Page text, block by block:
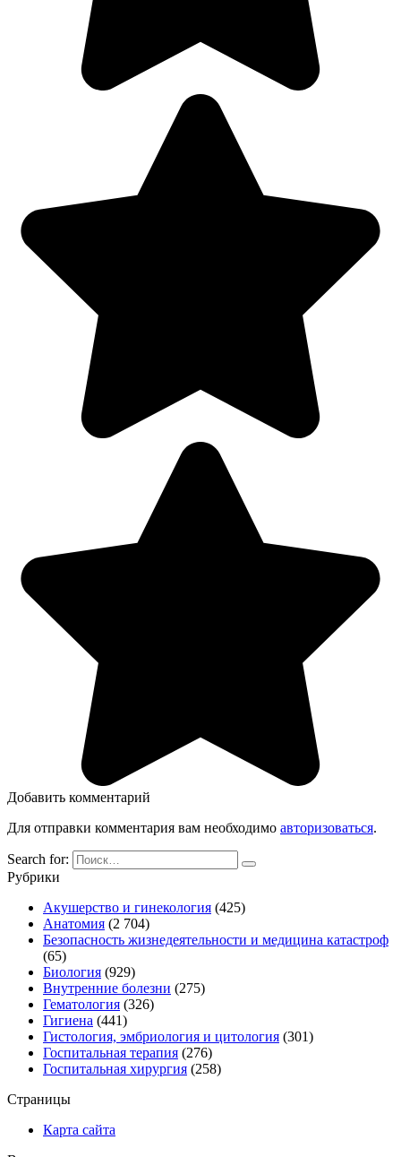
Добавить комментарий
Для отправки комментария вам необходимо авторизоваться.
Search for:
Рубрики
Акушерство и гинекология (425)
Анатомия (2 704)
Безопасность жизнедеятельности и медицина катастроф
(65)
Биология (929)
Внутренние болезни (275)
Гематология (326)
Гигиена (441)
Гистология, эмбриология и цитология (301)
Госпитальная терапия (276)
Госпитальная хирургия (258)
Страницы
Карта сайта